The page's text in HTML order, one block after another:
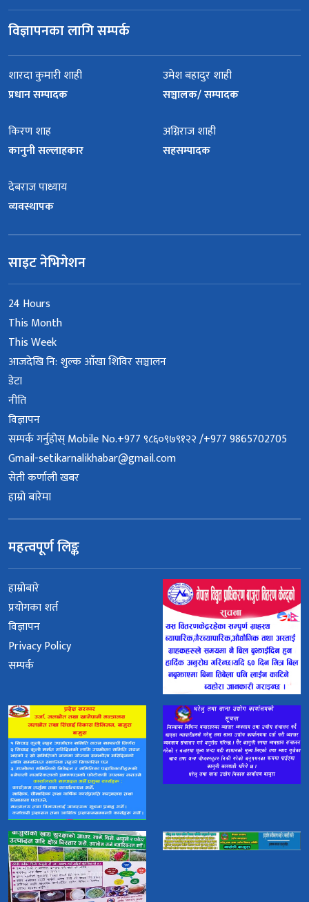
विज्ञापनका लागि सम्पर्क
शारदा कुमारी शाही
प्रधान सम्पादक
उमेश बहादुर शाही
सञ्चालक/ सम्पादक
किरण शाह
कानुनी सल्लाहकार
अग्निराज शाही
सहसम्पादक
देबराज पाध्याय
व्यवस्थापक
साइट नेभिगेशन
24 Hours
This Month
This Week
आजदेखि नि: शुल्क आँखा शिविर सञ्चालन
डेटा
नीति
विज्ञापन
सम्पर्क गर्नुहोस् Mobile No.+977 ९८६०९७९१२२ /+977 9865702705
Gmail-setikarnalikhabar@gmail.com
सेती कर्णाली खबर
हाम्रो बारेमा
महत्वपूर्ण लिङ्क
हाम्रोबारे
प्रयोगका शर्त
विज्ञापन
Privacy Policy
सम्पर्क